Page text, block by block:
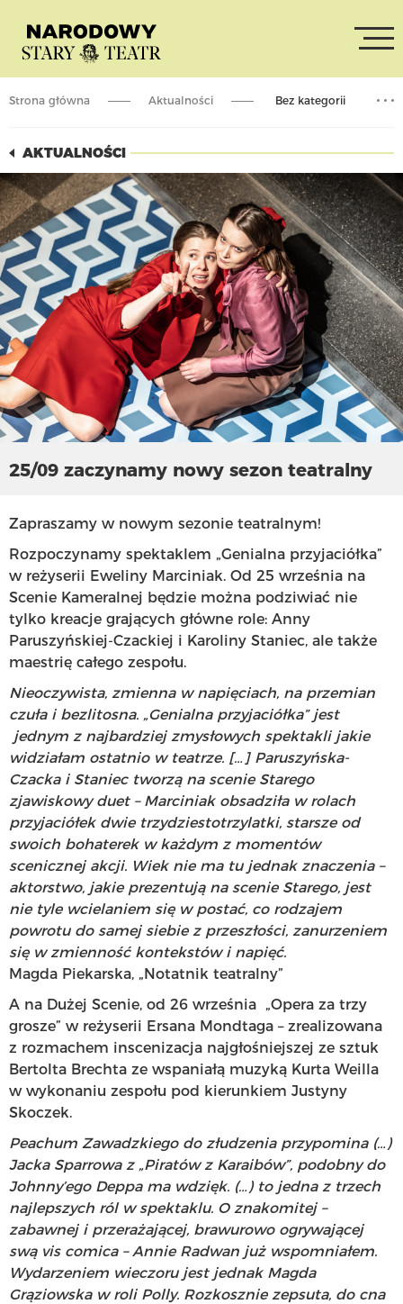
Strona główna Bez kategorii
Aktualności
AKTUALNOŚCI
25/09 zaczynamy nowy sezon teatralny
Zapraszamy w nowym sezonie teatralnym!
Rozpoczynamy spektaklem „Genialna przyjaciółka”
w reżyserii Eweliny Marciniak. Od 25 września na
Scenie Kameralnej będzie można podziwiać nie
tylko kreacje grających główne role: Anny
Paruszyńskiej-Czackiej i Karoliny Staniec, ale także
maestrię całego zespołu.
Nieoczywista, zmienna w napięciach, na przemian
czuła i bezlitosna. „Genialna przyjaciółka” jest
jednym z najbardziej zmysłowych spektakli jakie
widziałam ostatnio w teatrze. […] Paruszyńska-
Czacka i Staniec tworzą na scenie Starego
zjawiskowy duet – Marciniak obsadziła w rolach
przyjaciółek dwie trzydziestotrzylatki, starsze od
swoich bohaterek w każdym z momentów
scenicznej akcji. Wiek nie ma tu jednak znaczenia –
aktorstwo, jakie prezentują na scenie Starego, jest
nie tyle wcielaniem się w postać, co rodzajem
powrotu do samej siebie z przeszłości, zanurzeniem
się w zmienność kontekstów i napięć.
Magda Piekarska, „Notatnik teatralny”
A na Dużej Scenie, od 26 września „Opera za trzy
grosze” w reżyserii Ersana Mondtaga – zrealizowana
z rozmachem inscenizacja najgłośniejszej ze sztuk
Bertolta Brechta ze wspaniałą muzyką Kurta Weilla
w wykonaniu zespołu pod kierunkiem Justyny
Skoczek.
Peachum Zawadzkiego do złudzenia przypomina (…)
Jacka Sparrowa z „Piratów z Karaibów”, podobny do
Johnny’ego Deppa ma wdzięk. (…) to jedna z trzech
najlepszych ról w spektaklu. O znakomitej –
zabawnej i przerażającej, brawurowo ogrywającej
swą vis comica – Annie Radwan już wspomniałem.
Wydarzeniem wieczoru jest jednak Magda
Grąziowska w roli Polly. Rozkosznie zepsuta, do cna